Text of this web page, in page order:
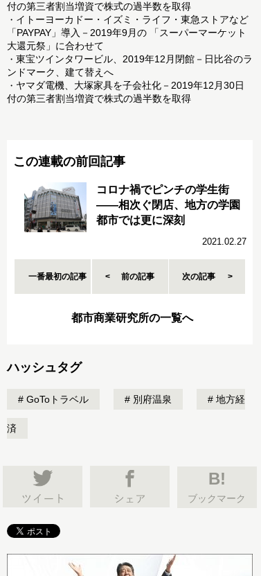
付の第三者割当増資で株式の過半数を取得
・ イトーヨーカドー・イズミ・ライフ・東急ストアなど
「PAYPAY」導入－2019年9月の 「スーパーマーケット
大還元祭」に合わせて
・ 東宝ツインタワービル、2019年12月閉館－日比谷のラ
ンドマーク、建て替えへ
・ ヤマダ電機、大塚家具を子会社化－2019年12月30日
付の第三者割当増資で株式の過半数を取得
この連載の前回記事
コロナ禍でピンチの学生街
――相次ぐ閉店、地方の学園
都市では更に深刻
2021.02.27
一番最初の記事 前の記事 次の記事
都市商業研究所の一覧へ
ハッシュタグ
GoToトラベル 別府温泉 地方経
済
B!
ブックマーク